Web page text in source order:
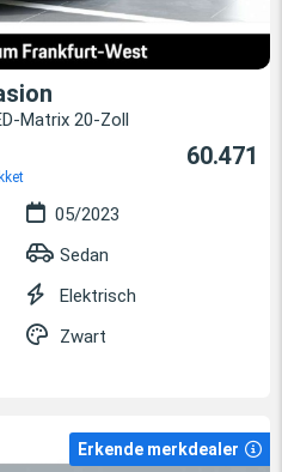
Matrix 20-Zoll
60.471
05/2023
Sedan
Elektrisch
Zwart
Erkende merkdealer